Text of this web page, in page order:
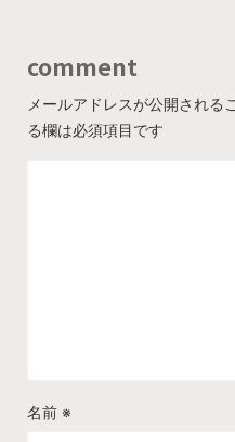
comment
メールアドレスが公開される
る欄は必須項目です
名前 ※